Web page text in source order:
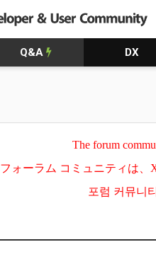
Q&A DX
The forum
フォーラム コミュニティは、
포럼 커뮤니